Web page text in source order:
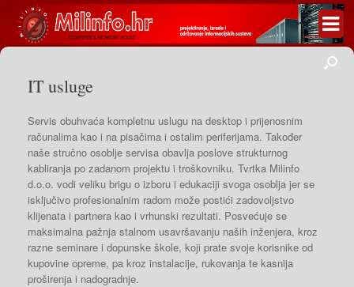
IT usluge
Servis obuhvaća kompletnu uslugu na desktop i prijenosnim
računalima kao i na pisačima i ostalim periferijama. Također
naše stručno osoblje servisa obavlja poslove strukturnog
kabliranja po zadanom projektu i troškovniku. Tvrtka Milinfo
d.o.o. vodi veliku brigu o izboru i edukaciji svoga osoblja jer se
isključivo profesionalnim radom može postići zadovoljstvo
klijenata i partnera kao i vrhunski rezultati. Posvećuje se
maksimalna pažnja stalnom usavršavanju naših inženjera, kroz
razne seminare i dopunske škole, koji prate svoje korisnike od
kupovine opreme, pa kroz instalacije, rukovanja te kasnija
proširenja i nadogradnje.